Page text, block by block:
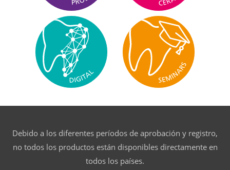
Debido a los diferentes períodos de aprobación y registro,
no todos los productos están disponibles directamente en
todos los países.